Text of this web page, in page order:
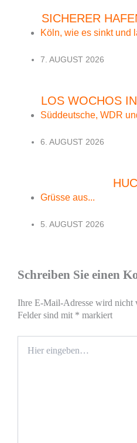
SICHERER
Köln, wie es sinkt und
7. AUGUST 2026
LOS WOCHOS
Süddeutsche, WDR
6. AUGUST 2026
Grüsse aus...
5. AUGUST 2026
Schreiben Sie einen
Ihre E-Mail-Adresse wird nicht
Felder sind mit * markiert
eingeben…